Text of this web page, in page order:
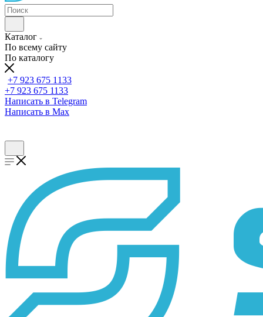
Каталог
По всему сайту
По каталогу
+7 923 675 1133
+7 923 675 1133
Написать в Telegram
Написать в Max